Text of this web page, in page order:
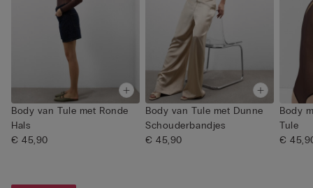
Body van Tule met Ronde
Hals
€ 45,90
Body van Tule met Dunne
Schouderbandjes
€ 45,90
Body
Tule
€